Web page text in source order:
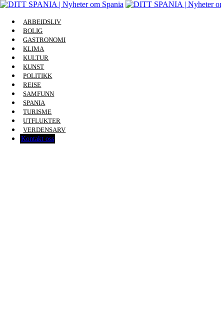
ARBEIDSLIV
BOLIG
GASTRONOMI
KLIMA
KULTUR
KUNST
POLITIKK
REISE
SAMFUNN
SPANIA
TURISME
UTFLUKTER
VERDENSARV
Kontakt oss